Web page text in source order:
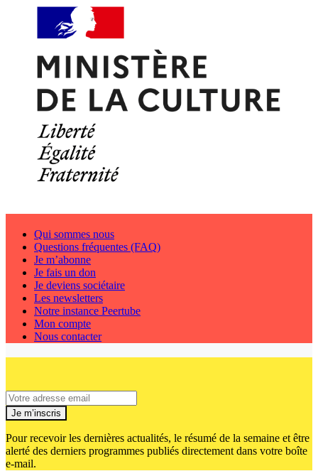
Qui sommes nous
Questions fréquentes (FAQ)
Je m’abonne
Je fais un don
Je deviens sociétaire
Les newsletters
Notre instance Peertube
Mon compte
Nous contacter
Je m’inscris
Pour recevoir les dernières actualités, le résumé de la semaine et être
alerté des derniers programmes publiés directement dans votre boîte
e-mail.